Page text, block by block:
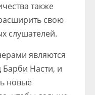
также
свою
слушателей.
являются
Насти, и
новые